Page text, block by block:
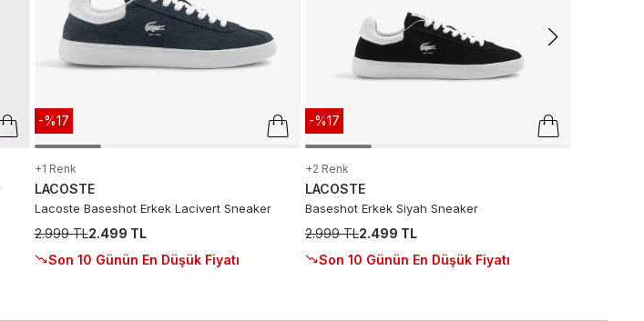
-%17
+1 Renk
LACOSTE
Lacoste Baseshot Erkek Lacivert Sneaker
2.999 TL2.499 TL
Son 10 Günün En Düşük Fiyatı
-%17
+2 Renk
LACOSTE
Baseshot Erkek Siyah Sneaker
2.999 TL2.499 TL
Son 10 Günün En Düşük Fiyatı